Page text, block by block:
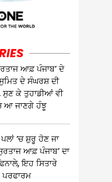
ਆਫ਼ ਪੰਜਾਬ’ ਦੇ
ਦੇ ਸੰਘਰਸ਼ ਦੀ
ਸੁਣ ਕੇ ਤੁਹਾਡੀਆਂ ਵੀ
ਆ ਜਾਣਗੇ ਹੰਝੂ
‘ਚ ਸ਼ੁਰੂ ਹੋਣ ਜਾ
ਆਫ਼ ਪੰਜਾਬ’ ਦਾ
ਇਹ ਸਿਤਾਰੇ